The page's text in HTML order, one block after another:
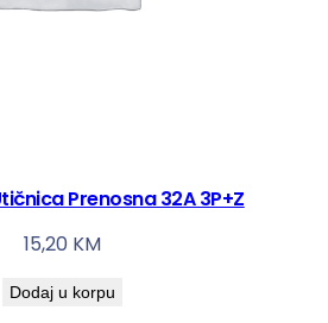
Prenosna 32A 3P+Z
15,20 KM
Dodaj u korpu